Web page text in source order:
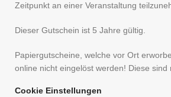
Zeitpunkt an einer Veranstaltung
Dieser Gutschein ist 5 Jahre gültig.
Papiergutscheine, welche vor Ort
online nicht eingelöst werden! Diese sind
Cookie Einstellungen